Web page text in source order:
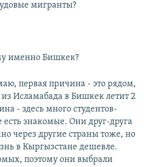
мигранты?
именно Бишкек?​
первая причина - это рядом,
Исламабада в Бишкек летит 2
- здесь много студентов-
есть знакомые. Они друг-друга
через другие страны тоже, но
в Кыргызстане дешевле.
поэтому они выбрали